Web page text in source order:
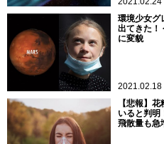
環境少女グ
出てきた！
に変貌
2021.02.18
【悲報】
いると判明
飛散量も急